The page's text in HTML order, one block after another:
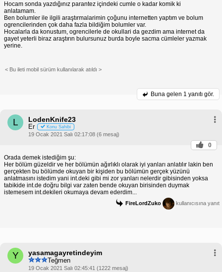
Hocam sonda yazdığınız parantez içindeki cumle o kadar komik ki
anlatamam.
Ben bolumler ile ilgili araştırmalarimin çoğunu internetten yaptım ve bolum
ogrencilerinden çok daha fazla bildiğim bolumler var.
Hocalarla da konustum, ogrencilerle de okullari da gezdim ama internet da
gayet yeterli biraz araştırın bulursunuz burda boyle sacma cümleler yazmak
yerine.
< Bu ileti mobil sürüm kullanılarak atıldı >
Buna gelen 1 yanıtı gör.
L LodenKnife23
Er Konu Sahibi
19 Ocak 2021 Salı 02:17:08 (6 mesaj)
0
Orada demek istediğim şu:
Her bölüm güzeldir ve her bölümün ağırlıklı olarak iyi yanları anlatılır lakin ben
gerçekten bu bölümde okuyan bir kişiden bu bölümün gerçek yüzünü
anlatmasını istedim yani int.deki gibi mi zor yanları nelerdir gibisinden yoksa
tabikide int.de doğru bilgi var zaten bende okuyan birisinden duymak
istemesem int.dekileri okumaya devam ederdim...
FireLordZuko kullanıcısına yanıt
Y yasamagayretindeyim
Teğmen
19 Ocak 2021 Salı 02:45:41 (1222 mesaj)